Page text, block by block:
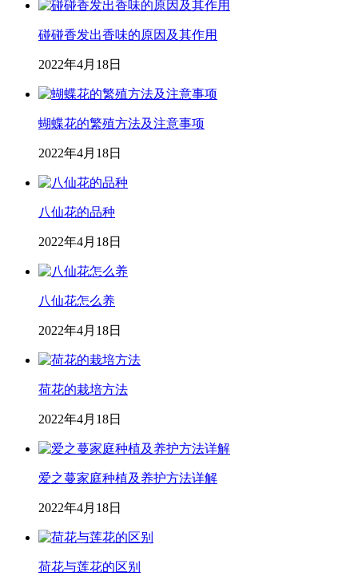
碰碰香发出香味的原因及其作用
2022年4月18日
蝴蝶花的繁殖方法及注意事项
2022年4月18日
八仙花的品种
2022年4月18日
八仙花怎么养
2022年4月18日
荷花的栽培方法
2022年4月18日
爱之蔓家庭种植及养护方法详解
2022年4月18日
荷花与莲花的区别